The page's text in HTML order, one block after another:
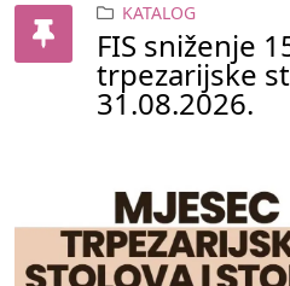
KATALOG
FIS sniženje
trpezarijske
31.08.2026.